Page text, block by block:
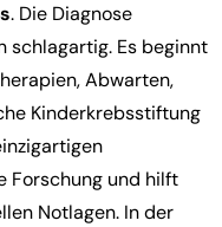
. Die Diagnose
schlagartig. Es beginnt
Abwarten,
Kinderkrebsstiftung
Forschung und hilft
Notlagen. In der